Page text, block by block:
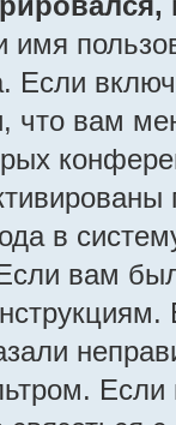
имя
Если
что вам
в
вам